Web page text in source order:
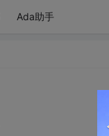
Ada助手